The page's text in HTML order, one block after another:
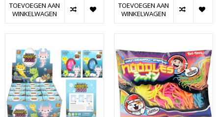
TOEVOEGEN AAN
WINKELWAGEN
TOEVOEGEN AAN
WINKELWAGEN